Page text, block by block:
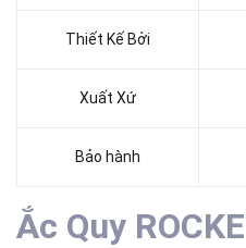
Thiết Kế Bởi
Xuất Xứ
Bảo hành
Ắc Quy